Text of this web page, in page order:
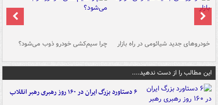
خودروهای جدید شیائومی در راه بازار چرا سیم‌کشی خودرو ذوب می‌شود؟
این مطالب را از دست ندهید....
۶ دستاورد بزرگ ایران در ۱۶۰ روز رهبری رهبر انقلاب